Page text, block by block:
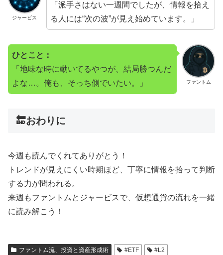
ジャービス
「派手さはない一週間でしたが、情報を拾え
る人には“次の波”が見え始めています。」
ファントム
ひとこと：
「地味な時に動いてるやつが、結局勝つんだ
よな…。俺も、そっち側でいたい。」
🔚おわりに
今週も読んでくれてありがとう！
トレンドが見えにくい時期ほど、丁寧に情報を拾って判断
する力が問われる。
来週もファントムとジャービスで、仮想通貨の流れを一緒
に読み解こう！
ファントム流、投資と資産形成術 #ETF #L2